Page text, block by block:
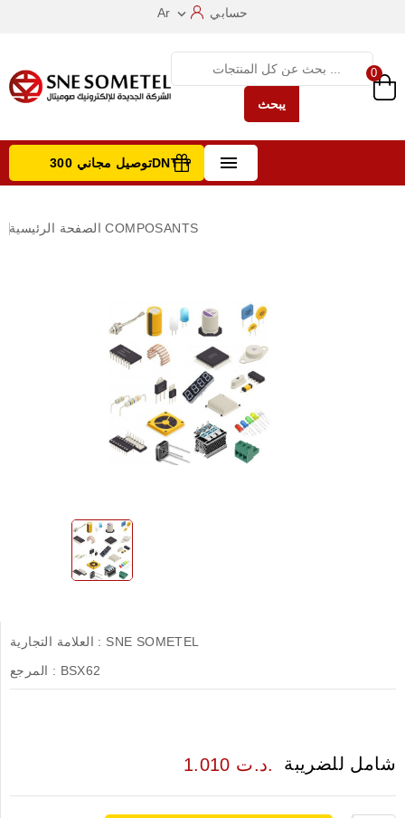
Ar  حسابي
يبحث
0
 توصيل مجاني 300DNT +
الصفحة الرئيسية COMPOSANTS
العلامة التجارية : SNE SOMETEL
المرجع : BSX62
1.010 د.ت. شامل للضريبة